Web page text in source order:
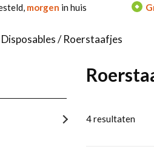
morgen in huis
Disposables/Roerstaafjes
4resultaten